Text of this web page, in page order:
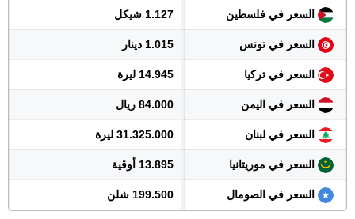
السعر في فلسطين 1.127 شيكل
السعر في تونس 1.015 دينار
السعر في تركيا 14.945 ليرة
السعر في اليمن 84.000 ريال
السعر في لبنان 31.325.000 ليرة
السعر في موريتانيا 13.895 أوقية
السعر في الصومال 199.500 شلن